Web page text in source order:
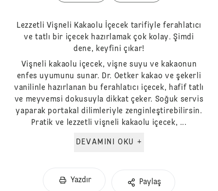
Lezzetli Vişneli Kakaolu İçecek tarifiyle ferahlatıcı
ve tatlı bir içecek hazırlamak çok kolay. Şimdi
dene, keyfini çıkar!
Vişneli kakaolu içecek, vişne suyu ve kakaonun
enfes uyumunu sunar. Dr. Oetker kakao ve şekerli
vanilinle hazırlanan bu ferahlatıcı içecek, hafif tatlı
ve meyvemsi dokusuyla dikkat çeker. Soğuk servis
yaparak portakal dilimleriyle zenginleştirebilirsin.
Pratik ve lezzetli vişneli kakaolu içecek, ...
DEVAMINI OKU +
Yazdır Paylaş